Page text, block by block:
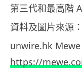
第三代和最高階
資料及圖片來源：
unwire.hk Mewe
https://